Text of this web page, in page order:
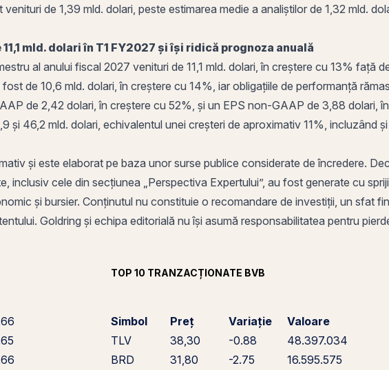
de 1,39 mld. dolari, peste estimarea medie a analiștilor de 1,32 mld.
mld. dolari în T1 FY2027 și își ridică prognoza anuală
al anului fiscal 2027 venituri de 11,1 mld. dolari, în creștere cu 13% față
de 10,6 mld. dolari, în creștere cu 14%, iar obligațiile de performanță
de 2,42 dolari, în creștere cu 52%, și un EPS non-GAAP de 3,88 dolari,
și 46,2 mld. dolari, echivalentul unei creșteri de aproximativ 11%, incluzând
și este elaborat pe baza unor surse publice considerate de încredere.
inclusiv cele din secțiunea „Perspectiva Expertului”, au fost generate cu
și bursier. Conținutul nu constituie o recomandare de investiții, un sfat
Goldring și echipa editorială nu își asumă responsabilitatea pentru
TOP 10 TRANZACȚIONATE BVB
Simbol Preț Variație
Valoare
TLV
38,30 -0.88
48.397.034
BRD
31,80 -2.75
16.595.575